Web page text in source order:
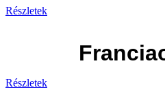
Részletek
Részletek